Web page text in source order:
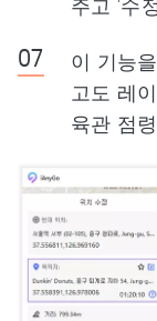
주고 '수
이 기능
고도 레
육관 점